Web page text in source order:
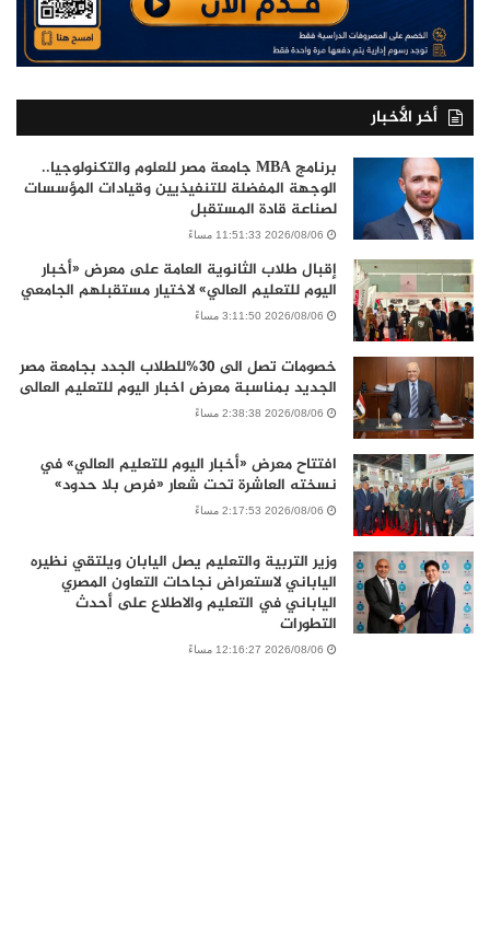
أخر الأخبار
برنامج MBA جامعة مصر للعلوم والتكنولوجيا..
الوجهة المفضلة للتنفيذيين وقيادات المؤسسات
لصناعة قادة المستقبل
2026/08/06 11:51:33 مساءً
إقبال طلاب الثانوية العامة على معرض «أخبار
اليوم للتعليم العالي» لاختيار مستقبلهم الجامعي
2026/08/06 3:11:50 مساءً
خصومات تصل الى 30%للطلاب الجدد بجامعة مصر
الجديد بمناسبة معرض اخبار اليوم للتعليم العالى
2026/08/06 2:38:38 مساءً
افتتاح معرض «أخبار اليوم للتعليم العالي» في
نسخته العاشرة تحت شعار «فرص بلا حدود»
2026/08/06 2:17:53 مساءً
وزير التربية والتعليم يصل اليابان ويلتقي نظيره
الياباني لاستعراض نجاحات التعاون المصري
الياباني في التعليم والاطلاع على أحدث
التطورات
2026/08/06 12:16:27 مساءً